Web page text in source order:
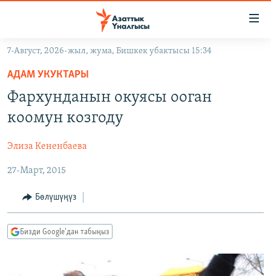
Навигацияга
өтүңүз
Издөөгө
салыңызКЫРГЫЗСТАН
ЭКОНОМИКА
МАДАНИЯТ
ДҮЙНӨ
БОРБОР АЗИЯ
УКРАИНА
АТАЙЫН ИЛИКТӨӨ
ТВ ПРОГРАММАЛАР
БҮГҮН АЗАТТЫКТА
БИЗ ЖАНА ДҮЙНӨ
ПОДКАСТ
ӨЗГӨЧӨ ПИКИР
7-Август, 2026-жыл, жума, Бишкек убактысы 15:34
АДАМ УКУКТАРЫ
Фархунданын окуясы ооган
коомун козгоду
Элиза Кененбаева
27-Март, 2015
Бөлүшүңүз
Бизди Google'дан табыңыз